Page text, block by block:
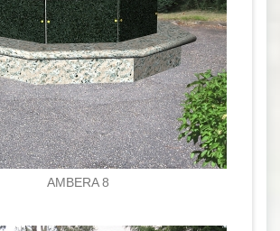
AMBERA 8